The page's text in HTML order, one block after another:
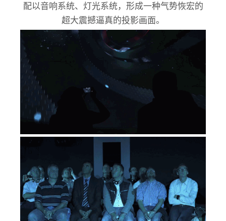
配以音响系统、灯光系统，形成一种气势恢宏的
超大震撼逼真的投影画面。